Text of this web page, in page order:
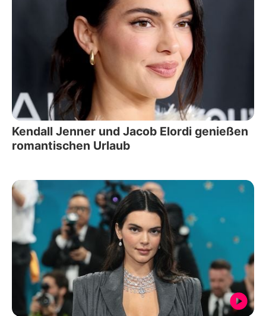
Kendall Jenner und Jacob Elordi genießen
romantischen Urlaub